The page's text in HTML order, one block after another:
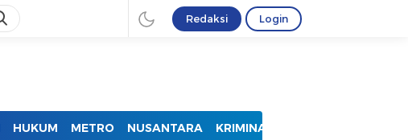
Redaksi Login
HUKUM METRO NUSANTARA KRIMINAL